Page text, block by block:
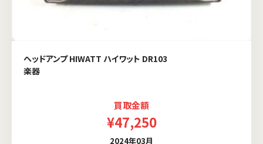
ヘッドアンプ HIWATT ハイワット DR103
楽器
買取金額
¥47,250
2024年03月